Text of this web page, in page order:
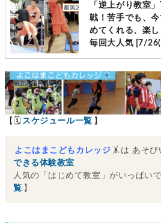
「逆上がり教室
戦！苦手でも、
めてくれる、楽し
毎回大人気 [7/
ンター南]
【🗓 スケジュール一覧 】
よこはまこどもカレッジ 🤸は あそ
できる体験教室
人気の「はじめて教室」がいっぱい
覧 】